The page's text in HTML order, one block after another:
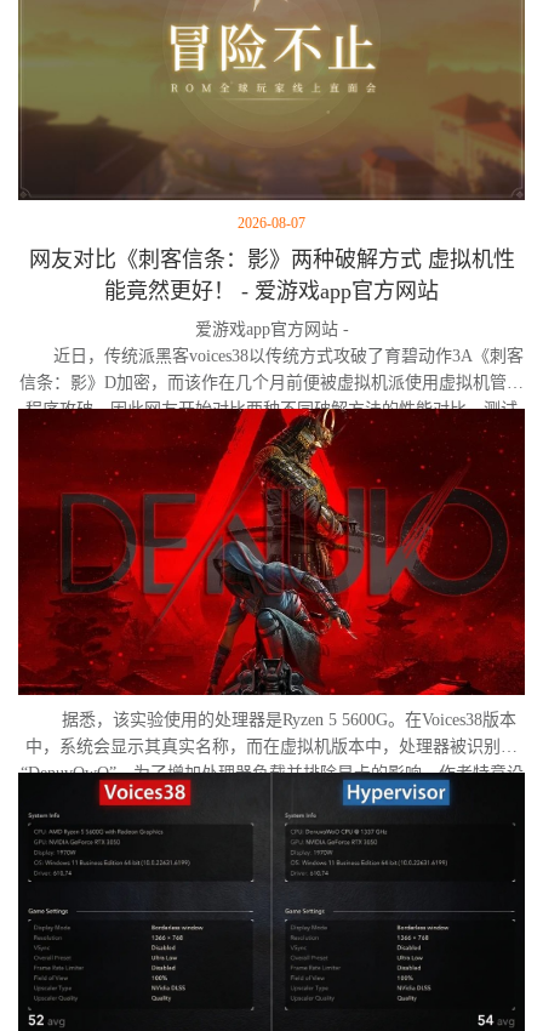
2026-08-07
网友对比《刺客信条：影》两种破解方式 虚拟机性
能竟然更好！ - 爱游戏app官方网站
爱游戏app官方网站 -
近日，传统派黑客voices38以传统方式攻破了育碧动作3A《刺客
信条：影》D加密，而该作在几个月前便被虚拟机派使用虚拟机管理
程序攻破。因此网友开始对比两种不同破解方法的性能对比。测试
作者决定验证，虚拟机管理程序是否真的会像许多玩家认为的那
样，导致明显的帧数下降。
据悉，该实验使用的处理器是Ryzen 5 5600G。在Voices38版本
中，系统会显示其真实名称，而在虚拟机版本中，处理器被识别为
“DenuvOwO”。为了增加处理器负载并排除显卡的影响，作者特意设
置了低分辨率，并将所有图形设置调至“极低”模式。两项测试均在相
同条件下进行：内存完整性和基于虚拟化的安全性（VBS）均已关
闭，并且两轮测试之间电脑甚至没有重启。